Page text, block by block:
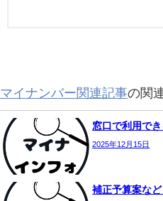
マイナンバー関連記事の関
窓口で利用で
2025年12月15日
補正予算案な